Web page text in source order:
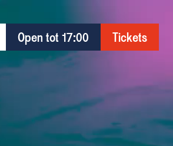
Open tot 17:00 Tickets